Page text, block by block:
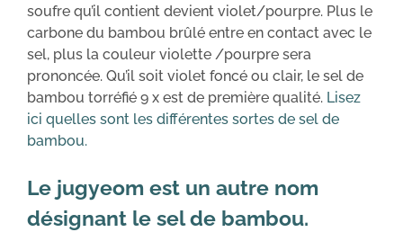
soufre qu’il contient devient violet/pourpre. Plus le
carbone du bambou brûlé entre en contact avec le
sel, plus la couleur violette /pourpre sera
prononcée. Qu’il soit violet foncé ou clair, le sel de
bambou torréfié 9 x est de première qualité. Lisez
ici quelles sont les différentes sortes de sel de
bambou.
Le jugyeom est un autre nom
désignant le sel de bambou.